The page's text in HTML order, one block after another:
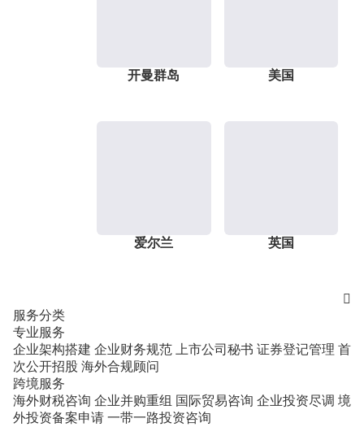
开曼群岛 美国
爱尔兰 英国

服务分类
专业服务
企业架构搭建 企业财务规范 上市公司秘书 证券登记管理 首
次公开招股 海外合规顾问
跨境服务
海外财税咨询 企业并购重组 国际贸易咨询 企业投资尽调 境
外投资备案申请 一带一路投资咨询